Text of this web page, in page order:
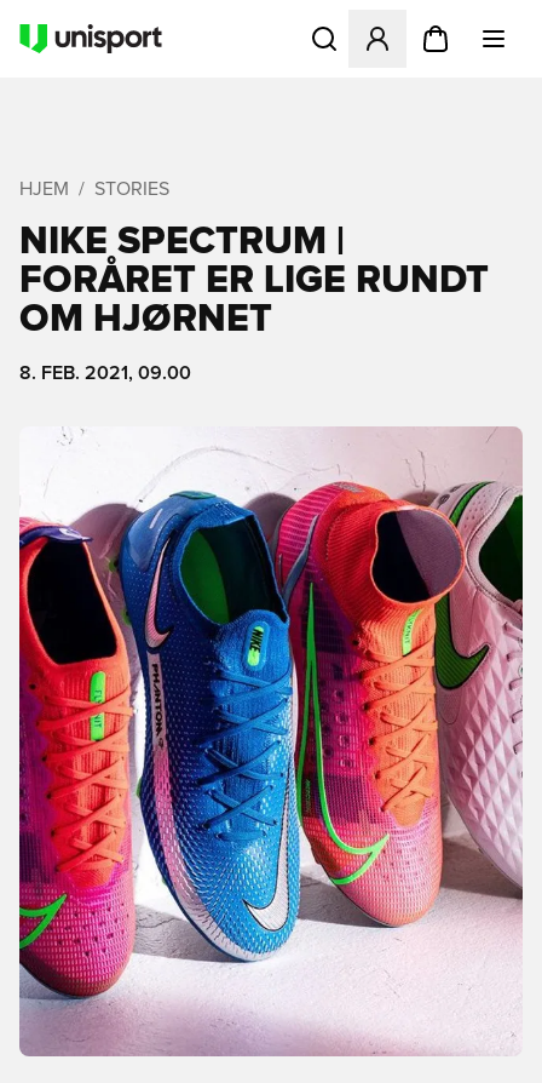
Åbner en Modal til at
HJEM STORIES
NIKE SPECTRUM |
FORÅRET ER LIGE RUNDT
OM HJØRNET
8. FEB. 2021, 09.00